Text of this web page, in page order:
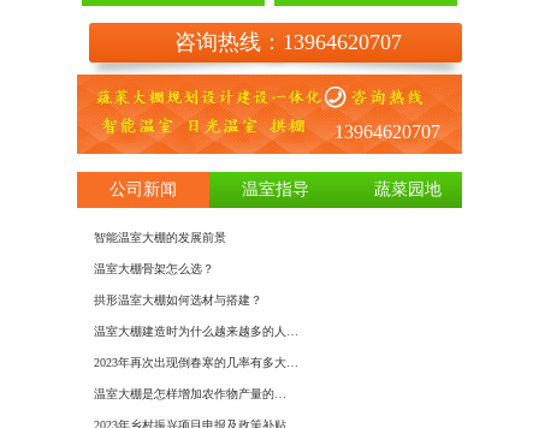
咨询热线：13964620707
13964620707
公司新闻 温室指导 蔬菜园地
智能温室大棚的发展前景
温室大棚骨架怎么选？
拱形温室大棚如何选材与搭建？
温室大棚建造时为什么越来越多的人…
2023年再次出现倒春寒的几率有多大…
​温室大棚是怎样增加农作物产量的…
2023年乡村振兴项目申报及政策补贴…